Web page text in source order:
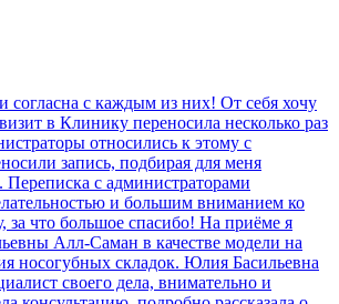
согласна с каждым из них! От себя хочу
в Клинику переносила несколько раз
относились к этому с
запись, подбирая для меня
Переписка с администраторами
и большим вниманием ко
за что большое спасибо! На приёме я
Алл-Саман в качестве модели на
носогубных складок. Юлия Басильевна
своего дела, внимательно и